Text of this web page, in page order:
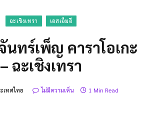
ฉะเชิงเทรา เอสเอ็มอี
ทร์เพ็ญ คาราโอเกะ
– ฉะเชิงเทรา
เทศไทย ไม่มีความเห็น 1 Min Read